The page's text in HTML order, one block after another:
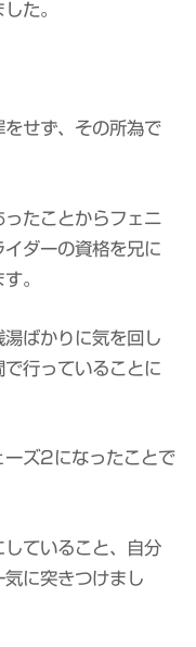
た。
せず、その所為で
たことからフェニ
ダーの資格を兄に
。
ばかりに気を回し
行っていることに
ーズ2になったことで
ていること、自分
に突きつけまし